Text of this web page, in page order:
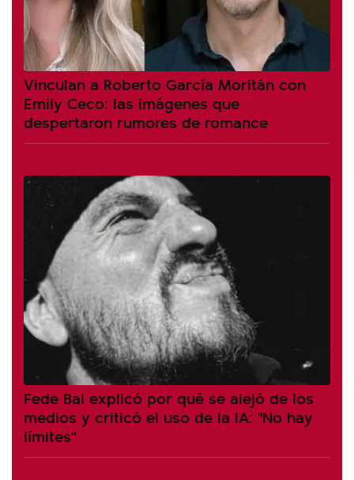
Vinculan a Roberto García Moritán con
Emily Ceco: las imágenes que
despertaron rumores de romance
Fede Bal explicó por qué se alejó de los
medios y criticó el uso de la IA: "No hay
límites"